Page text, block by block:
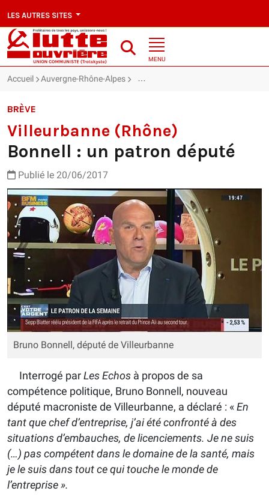
LES AUTRES SITES
MENU
Accueil Auvergne-Rhône-Alpes Villeurbanne (Rhône) : Bonnell : un
BRÈVE
Villeurbanne (Rhône)
Bonnell : un patron député
Publié le 20/06/2017
Bruno Bonnell, député de Villeurbanne
Interrogé parLes Echos à propos de sa
compétence politique, Bruno Bonnell, nouveau
député macroniste de Villeurbanne, a déclaré : «En
tant que chef d’entreprise, j’ai été confronté à des
situations d’embauches, de licenciements. Je ne suis
(…) pas compétent dans le domaine de la santé, mais
je le suis dans tout ce qui touche le monde de
l’entreprise ».